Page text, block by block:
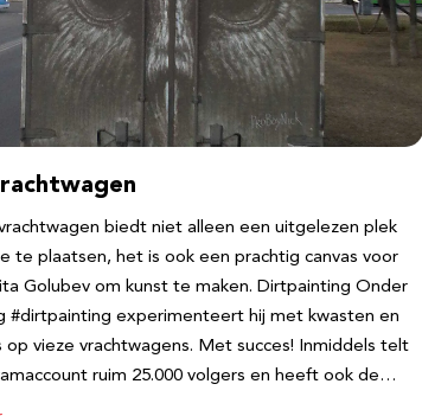
biedt niet alleen een uitgelezen plek
te plaatsen, het is ook een prachtig canvas voor
Golubev om kunst te maken. Dirtpainting Onder
#dirtpainting experimenteert hij met kwasten en
op vieze vrachtwagens. Met succes! Inmiddels telt
ruim 25.000 volgers en heeft ook de…